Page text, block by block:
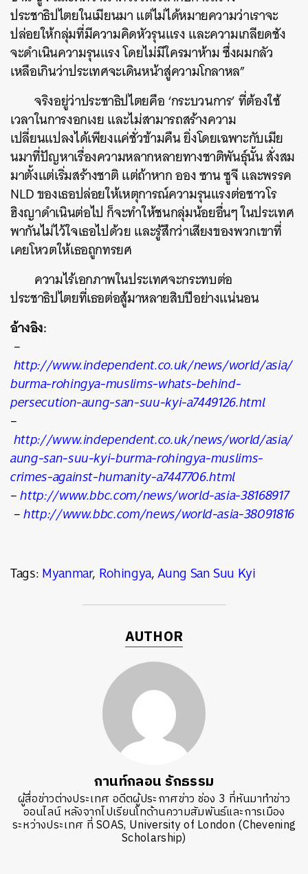
ประชาธิปไตยในเมียนมา แต่ไม่ได้หมายความว่าเราจะ
ปล่อยให้กลุ่มที่มีความคิดหัวรุนแรง และความเกลียดชัง
จะดำเนินความรุนแรง โดยไม่มีใครมาห้าม ซึ่งผมกลัว
เหลือเกินว่าประเทศจะเดินหน้าสู่ความโกลาหล”
จริงอยู่ว่าประชาธิปไตยคือ ‘กระบวนการ’ ที่ต้องใช้
เวลาในการงอกเงย และไม่สามารถสร้างความ
เปลี่ยนแปลงได้เพียงแค่ชั่วข้ามคืน ยิ่งโดยเฉพาะกับเมีย
นมาที่ปัญหาเรื่องความหลากหลายทางชาติพันธุ์นั้น สั่งสม
มาตั้งแต่เริ่มสร้างชาติ แต่ถ้าหาก ออง ซาน ซูจี และพรรค
NLD ของเธอปล่อยให้เหตุการณ์ความรุนแรงต่อชาวโร
ฮิงญาดำเนินต่อไป ก็จะทำให้ชนกลุ่มน้อยอื่นๆ ในประเทศ
พากันไม่ไว้ใจเธอไปด้วย และรู้สึกว่าเสียงของพวกเขาที่
เคยโหวตให้เธอถูกทรยศ
ความไร้เอกภาพในประเทศจะกระทบต่อ
ประชาธิปไตยที่เธอต่อสู้มาหลายสิบปีอย่างแน่นอน
อ้างอิง:
–
http://www.independent.co.uk/news/world/asia/
burma-rohingya-muslims-whats-behind-
persecution-aung-san-suu-kyi-a7449126.html
–
http://www.independent.co.uk/news/world/asia/
aung-san-suu-kyi-burma-rohingya-muslims-
crimes-against-humanity-a7447706.html
–http://www.bbc.com/news/world-asia-38168917
–http://www.bbc.com/news/world-asia-38091816
Tags:Myanmar, Rohingya,Aung San Suu Kyi
AUTHOR
กานท์กลอน รักธรรม
ผู้สื่อข่าวต่างประเทศ อดีตผู้ประกาศข่าว ช่อง 3 ที่หันมาทำข่าว
ออนไลน์ หลังจากไปเรียนโทด้านความสัมพันธ์และการเมือง
ระหว่างประเทศ ที่ SOAS, University of London (Chevening
Scholarship)